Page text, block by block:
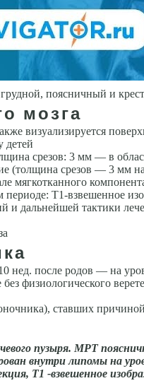
поясничный и
мозга
ви­зуализируется
детей
срезов: 3 мм — в
(толщина срезов — 3 мм
мягко­тканного
Т1-взвешенное
дальнейшей тактики
нед. по­сле родов — на
физиологического
ставших
пузыря. МРТ
внутри липомы на
Т1 -взвешенное